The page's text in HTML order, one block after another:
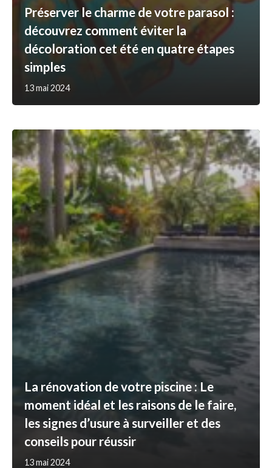
Préserver le charme de votre parasol :
découvrez comment éviter la
décoloration cet été en quatre étapes
simples
13 mai 2024
La rénovation de votre piscine : Le
moment idéal et les raisons de le faire,
les signes d’usure à surveiller et des
conseils pour réussir
13 mai 2024